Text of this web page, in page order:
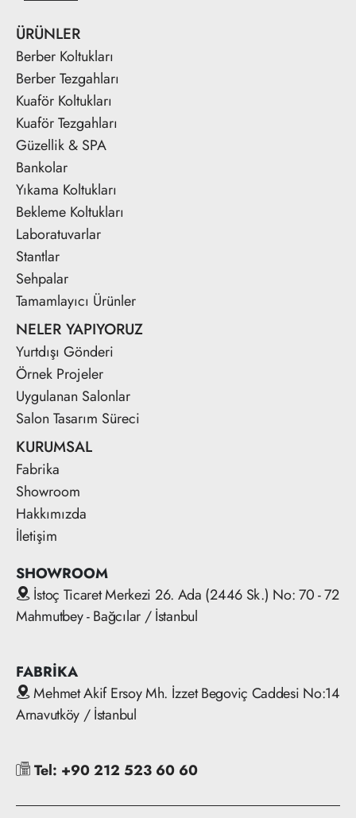
ÜRÜNLER
Berber Koltukları
Berber Tezgahları
Kuaför Koltukları
Kuaför Tezgahları
Güzellik & SPA
Bankolar
Yıkama Koltukları
Bekleme Koltukları
Laboratuvarlar
Stantlar
Sehpalar
Tamamlayıcı Ürünler
NELER YAPIYORUZ
Yurtdışı Gönderi
Örnek Projeler
Uygulanan Salonlar
Salon Tasarım Süreci
KURUMSAL
Fabrika
Showroom
Hakkımızda
İletişim
SHOWROOM
İstoç Ticaret Merkezi 26. Ada (2446 Sk.) No: 70 - 72
Mahmutbey - Bağcılar / İstanbul
FABRİKA
Mehmet Akif Ersoy Mh. İzzet Begoviç Caddesi No:14
Arnavutköy / İstanbul
Tel: +90 212 523 60 60